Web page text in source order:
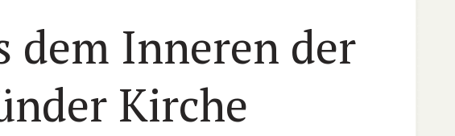
dem Inneren der
Kirche